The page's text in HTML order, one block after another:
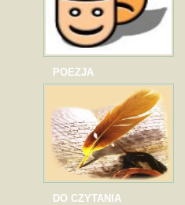
POEZJA
DO CZYTANIA